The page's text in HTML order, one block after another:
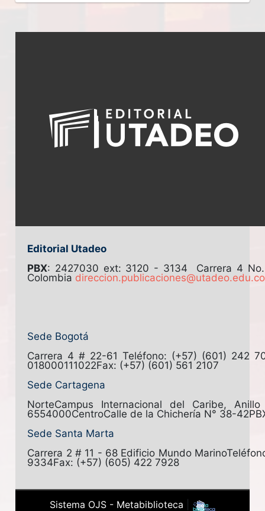
Editorial Utadeo
PBX: 2427030 ext: 3120 - 3134 Carrera 4
Colombia direccion.publicaciones@utadeo.edu.co
Sede Bogotá
Carrera 4 # 22-61Teléfono: (+57) (601) 242
018000111022Fax: (+57) (601) 561 2107
Sede Cartagena
NorteCampus Internacional del Caribe,
6554000CentroCalle de la Chichería N° 38-42
Sede Santa Marta
Carrera 2 # 11 - 68 Edificio Mundo Marino
9334Fax: (+57) (605) 422 7928
Sistema OJS - Metabiblioteca